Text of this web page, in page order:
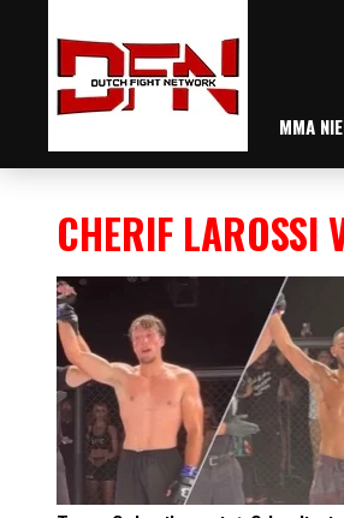
MMA
CHERIF LAROSSI